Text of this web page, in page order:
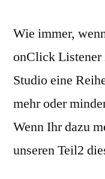
Wie immer,
onClick Listener
Studio eine
mehr oder
Wenn Ihr dazu
unseren Teil2